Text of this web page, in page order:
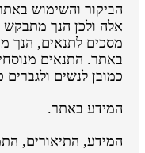
הביקור והשימוש
אלה ולכן הנך מתבקש
מסכים לתנאים, הנך
באתר. התנאים
כמובן לנשים ולגברים
המידע באתר.
המידע, התיאורים,